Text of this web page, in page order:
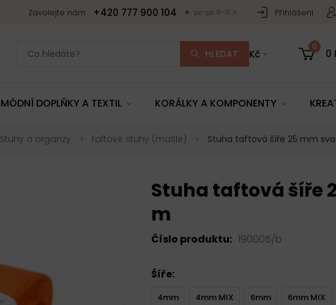
Zavolejte nám +420 777 900 104 po-pá 8-15 h. Přihlášení
HLEDAT Kč
0
0
MÓDNÍ DOPLŇKY A TEXTIL KORÁLKY A KOMPONENTY
Stuhy a organzy taftové stuhy (mašle) Stuha taftová šíře 25 mm
Stuha taftová šíře
m
Číslo produktu: 190005/b
Šíře:
4mm 4mm MIX 6mm 6mm MIX